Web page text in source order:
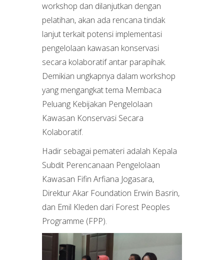
workshop dan dilanjutkan dengan
pelatihan, akan ada rencana tindak
lanjut terkait potensi implementasi
pengelolaan kawasan konservasi
secara kolaboratif antar parapihak.
Demikian ungkapnya dalam workshop
yang mengangkat tema Membaca
Peluang Kebijakan Pengelolaan
Kawasan Konservasi Secara
Kolaboratif.
Hadir sebagai pemateri adalah Kepala
Subdit Perencanaan Pengelolaan
Kawasan Fifin Arfiana Jogasara,
Direktur Akar Foundation Erwin Basrin,
dan Emil Kleden dari Forest Peoples
Programme (FPP).